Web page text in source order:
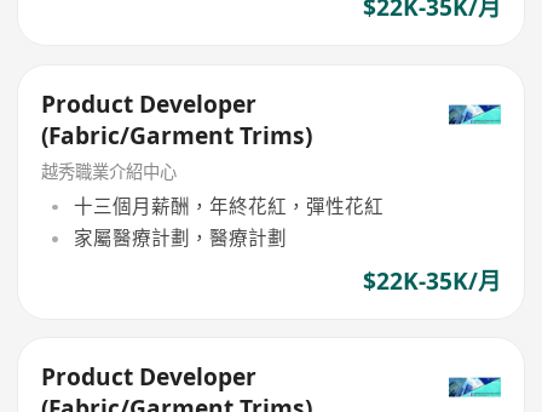
$22K-35K/月
Product Developer
(Fabric/Garment Trims)
越秀職業介紹中心
十三個月薪酬，年終花紅，彈性花紅
家屬醫療計劃，醫療計劃
$22K-35K/月
Product Developer